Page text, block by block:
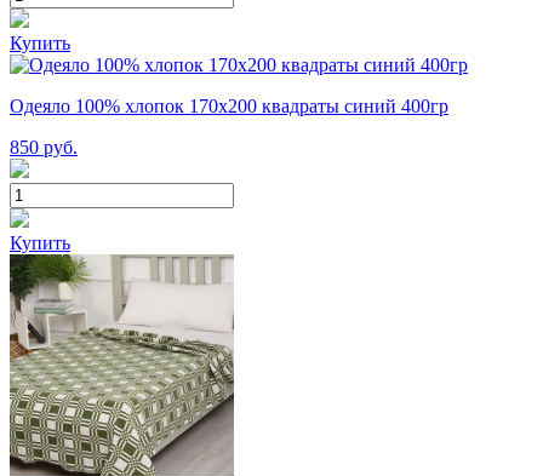
Купить
Одеяло 100% хлопок 170x200 квадраты синий 400гр
850 руб.
Купить